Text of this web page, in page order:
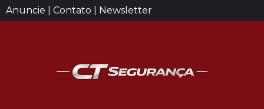
Anuncie | Contato | Newsletter